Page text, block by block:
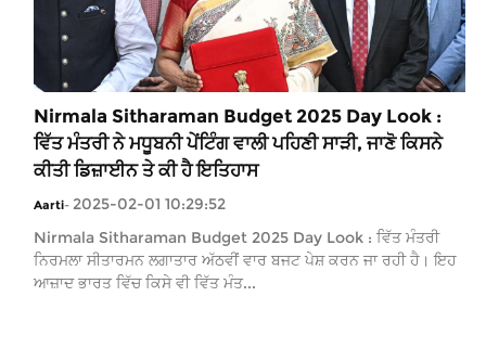
Nirmala Sitharaman Budget 2025 Day Look :
ਵਿੱਤ ਮੰਤਰੀ ਨੇ ਮਧੂਬਨੀ ਪੇਂਟਿੰਗ ਵਾਲੀ ਪਹਿਣੀ ਸਾੜੀ, ਜਾਣੋ ਕਿਸਨੇ
ਕੀਤੀ ਡਿਜ਼ਾਈਨ ਤੇ ਕੀ ਹੈ ਇਤਿਹਾਸ
Aarti- 2025-02-01 10:29:52
Nirmala Sitharaman Budget 2025 Day Look : ਵਿੱਤ ਮੰਤਰੀ
ਨਿਰਮਲਾ ਸੀਤਾਰਮਨ ਲਗਾਤਾਰ ਅੱਠਵੀਂ ਵਾਰ ਬਜਟ ਪੇਸ਼ ਕਰਨ ਜਾ ਰਹੀ ਹੈ। ਇਹ
ਆਜ਼ਾਦ ਭਾਰਤ ਵਿੱਚ ਕਿਸੇ ਵੀ ਵਿੱਤ ਮੰਤ...